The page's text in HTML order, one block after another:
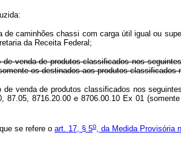
caminhões chassi com carga útil igual ou
da Receita Federal;
venda de produtos classificados nos
os destinados aos produtos
venda de produtos classificados nos
87.05, 8716.20.00 e 8706.00.10 Ex 01
se refere o art. 17, § 5o , da Medida Provisória n